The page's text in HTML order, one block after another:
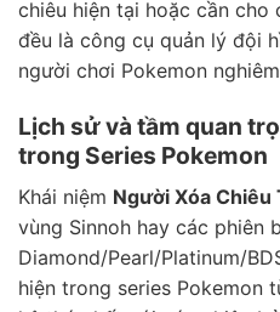
chiêu hiện tại hoặc cần cho
đều là công cụ quản lý đội
người chơi Pokemon
Lịch sử và tầm quan
trong Series Pokemon
Khái niệm Người Xóa Chiêu
vùng Sinnoh hay các phiên
Diamond/Pearl/Platinum/
hiện trong series Pokemon